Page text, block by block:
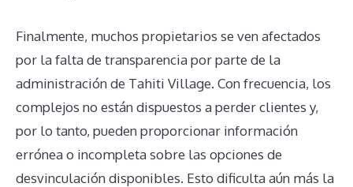
Finalmente, muchos propietarios se ven afectados
por la falta de transparencia por parte de la
administración de Tahiti Village. Con frecuencia, los
complejos no están dispuestos a perder clientes y,
por lo tanto, pueden proporcionar información
errónea o incompleta sobre las opciones de
desvinculación disponibles. Esto dificulta aún más la